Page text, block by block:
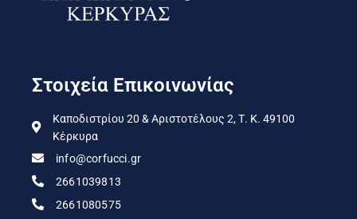
Στοιχεία Επικοινωνίας
Καποδιστρίου 20 & Αριστοτέλους 2, Τ. Κ. 49100
Κέρκυρα
info@corfucci.gr
2661039813
2661080575